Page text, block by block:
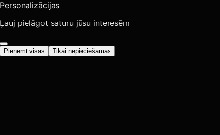
Personalizācijas
Ļauj pielāgot saturu jūsu interesēm
Pieņemt visas Tikai nepieciešamās